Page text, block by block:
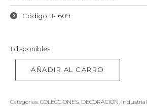
Código: J-1609
1 disponibles
AÑADIR AL CARRO
Categorías: COLECCIONES DECORACIÓN Industrial